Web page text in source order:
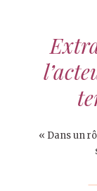
« Dans un